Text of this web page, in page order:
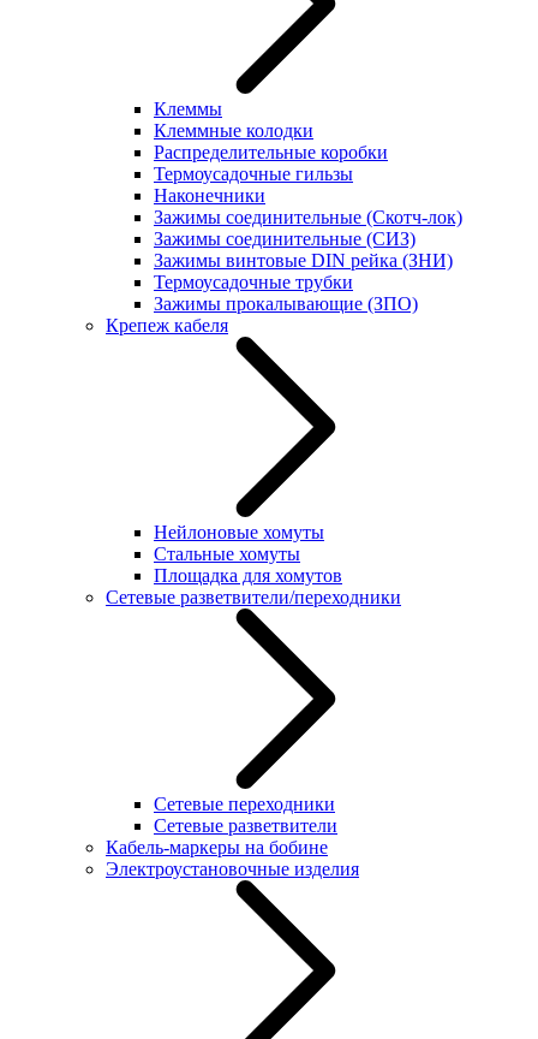
Клеммы
Клеммные колодки
Распределительные коробки
Термоусадочные гильзы
Наконечники
Зажимы соединительные (Скотч-лок)
Зажимы соединительные (СИЗ)
Зажимы винтовые DIN рейка (ЗНИ)
Термоусадочные трубки
Зажимы прокалывающие (ЗПО)
Крепеж кабеля
Нейлоновые хомуты
Стальные хомуты
Площадка для хомутов
Сетевые разветвители/переходники
Сетевые переходники
Сетевые разветвители
Кабель-маркеры на бобине
Электроустановочные изделия